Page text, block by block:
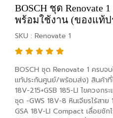
BOSCH ชุด Renovate
พร้อมใช้งาน (ของแท้
SKU : Renovate 1
BOSCH ชุด Renovate 1 ครบจ
แท้ประกันศูนย์/พร้อมส่ง) สินค้าที่
18V-215+GSB 185-LI ไขควงกร
ชุด -GWS 18V-8 หินเจียรไร้สาย
GSA 18V-LI Compact เลื่อยชัก